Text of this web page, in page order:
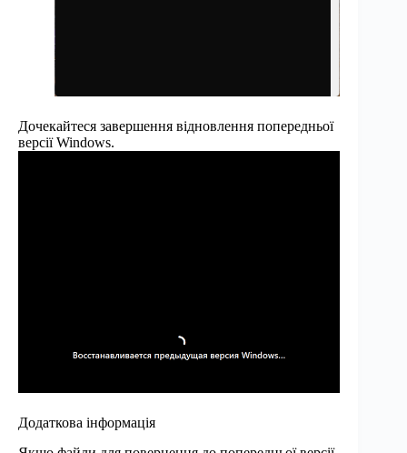
Дочекайтеся завершення відновлення попередньої
версії Windows.
Додаткова інформація